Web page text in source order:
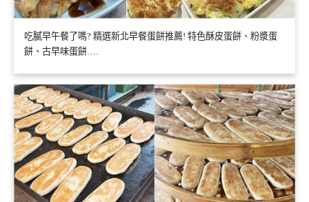
吃膩早午餐了嗎? 精選新北早餐蛋餅推薦! 特色酥皮蛋餅、粉漿蛋
餅、古早味蛋餅….